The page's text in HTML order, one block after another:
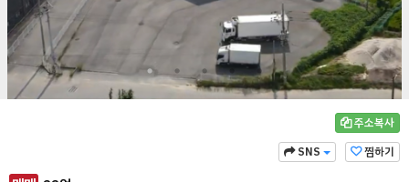
주소복사
찜하기
SNS